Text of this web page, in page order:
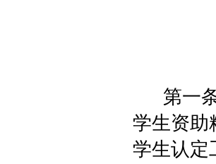
第一
学生资助
学生认定